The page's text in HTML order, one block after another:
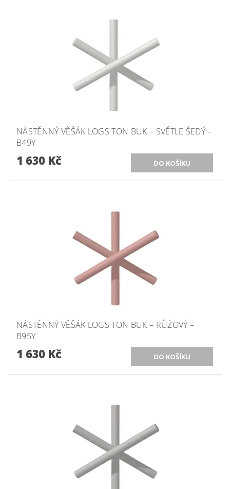
NÁSTĚNNÝ VĚŠÁK LOGS TON BUK – SVĚTLE ŠEDÝ –
B49Y
1 630 Kč
NÁSTĚNNÝ VĚŠÁK LOGS TON BUK – RŮŽOVÝ –
B95Y
1 630 Kč